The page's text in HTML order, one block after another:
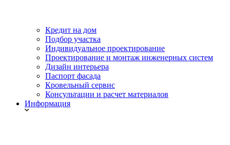
Кредит на дом
Подбор участка
Индивидуальное проектирование
Проектирование и монтаж инженерных систем
Дизайн интерьера
Паспорт фасада
Кровельный сервис
Консультации и расчет материалов
Информация